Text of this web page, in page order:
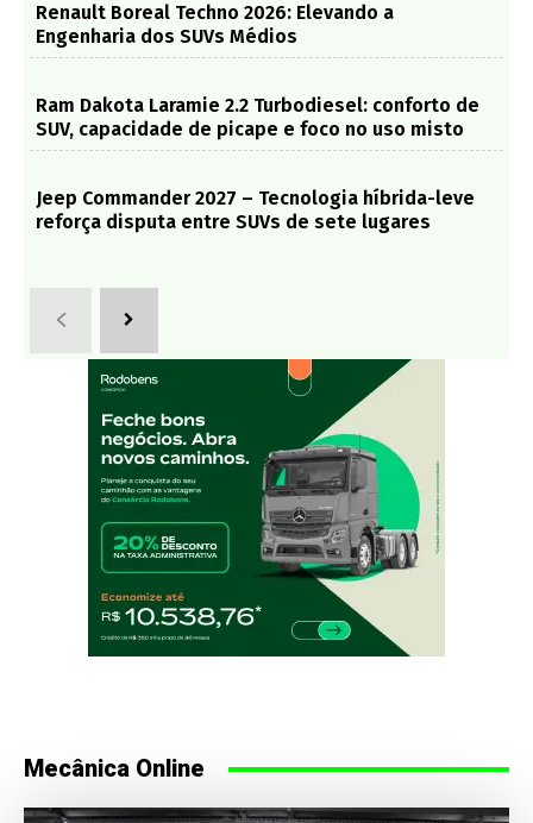
Renault Boreal Techno 2026: Elevando a
Engenharia dos SUVs Médios
Ram Dakota Laramie 2.2 Turbodiesel: conforto de
SUV, capacidade de picape e foco no uso misto
Jeep Commander 2027 – Tecnologia híbrida-leve
reforça disputa entre SUVs de sete lugares
Mecânica Online